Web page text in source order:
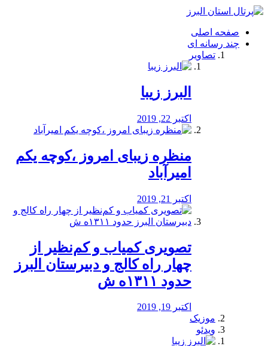
فصد
شرق
تهران
خشکشویی
صفحه اصلی
چند رسانه ای
تصاویر
البرز زیبا
اکتبر 22, 2019
منظره‌‌ زیبای امروز ،کوچه یکم
امیرآباد
اکتبر 21, 2019
️تصویری کمیاب و کم‌نظیر از
چهار راه كالج و دبيرستان البرز
حدود ۱۳۱۱ه ش
اکتبر 19, 2019
موزیک
ویدئو